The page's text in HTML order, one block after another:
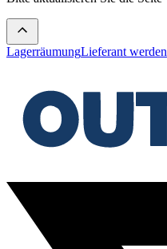
LagerräumungLieferant werden